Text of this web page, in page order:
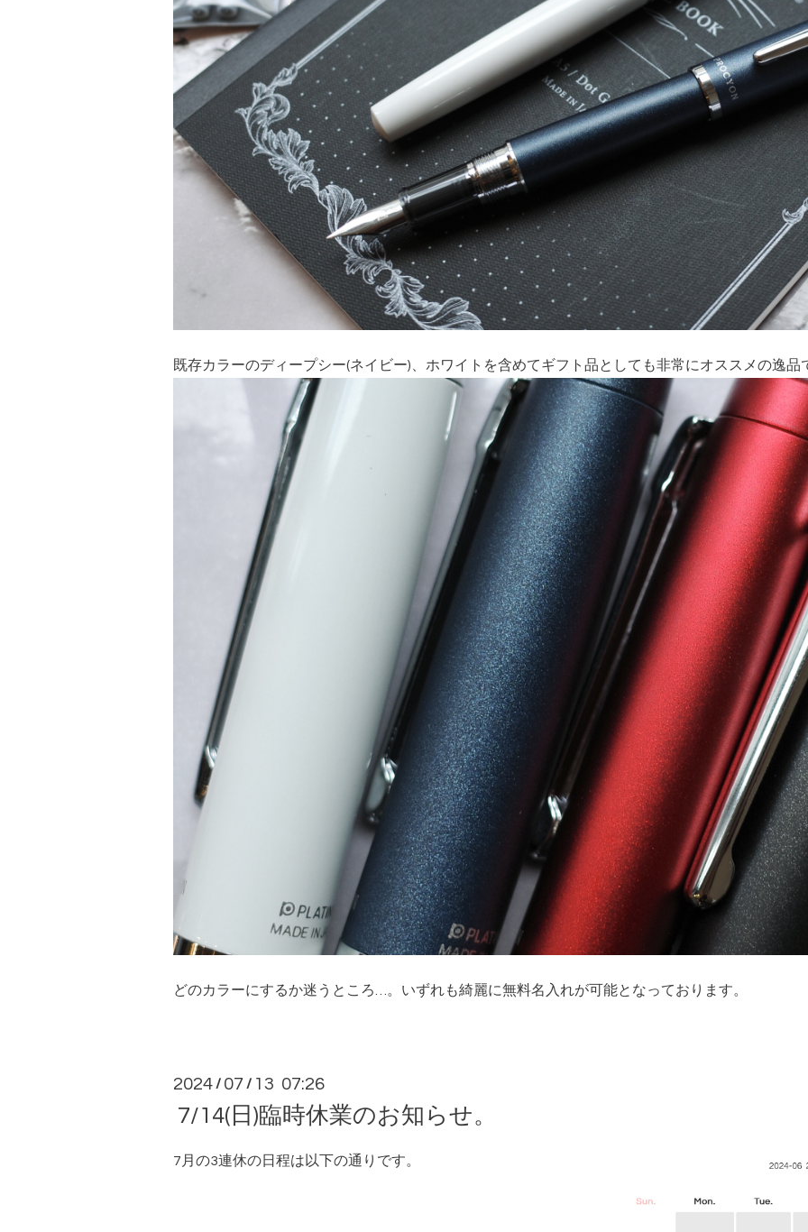
既存カラーのディープシー(ネイビー)、ホワイトを含めてギフト品としても非常にオススメの逸品
どのカラーにするか迷うところ…。いずれも綺麗に無料名入れが可能となっております。
2024 / 07 / 13 07:26
7/14(日)臨時休業のお知らせ。
7月の3連休の日程は以下の通りです。